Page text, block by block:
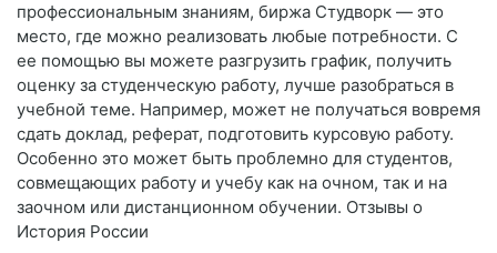
профессиональным знаниям, биржа Студворк — это
место, где можно реализовать любые потребности. С
ее помощью вы можете разгрузить график, получить
оценку за студенческую работу, лучше разобраться в
учебной теме. Например, может не получаться вовремя
сдать доклад, реферат, подготовить курсовую работу.
Особенно это может быть проблемно для студентов,
совмещающих работу и учебу как на очном, так и на
заочном или дистанционном обучении. Отзывы о
История России